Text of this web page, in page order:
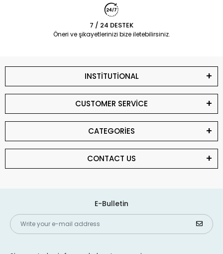
7 / 24 DESTEK
Öneri ve şikayetlerinizi bize iletebilirsiniz.
INSTİTUTİONAL
CUSTOMER SERVİCE
CATEGORİES
CONTACT US
E-Bulletin